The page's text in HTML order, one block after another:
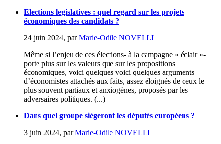
Elections legislatives : quel regard sur les projets
économiques des candidats ?
24 juin 2024, parMarie-Odile NOVELLI
Même si l’enjeu de ces élections- à la campagne « éclair »-
porte plus sur les valeurs que sur les propositions
économiques, voici quelques voici quelques arguments
d’économistes attachés aux faits, assez éloignés de ceux le
plus souvent partiaux et anxiogènes, proposés par les
adversaires politiques. (...)
Dans quel groupe siègeront les députés européens ?
3 juin 2024, parMarie-Odile NOVELLI